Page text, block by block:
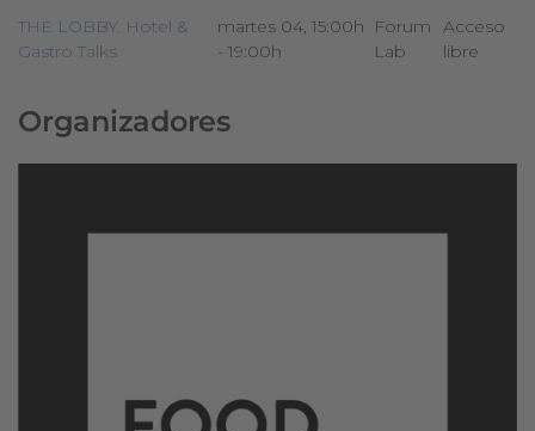
THE LOBBY. Hotel &
Gastro Talks
martes 04, 15:00h
- 19:00h
Forum
Lab
Acceso
libre
Organizadores